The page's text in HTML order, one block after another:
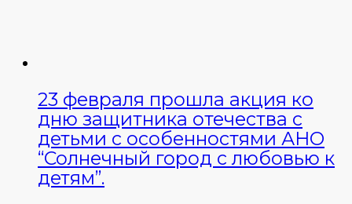
23 февраля прошла акция ко
дню защитника отечества с
детьми с особенностями АНО
“Солнечный город с любовью к
детям”.